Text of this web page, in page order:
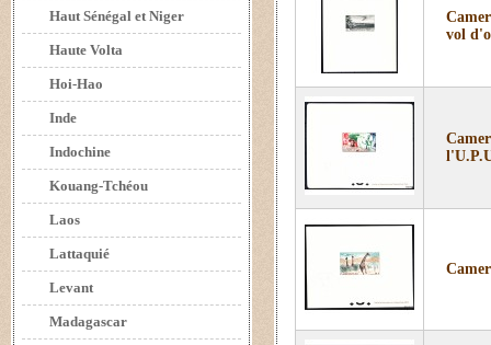
Haut Sénégal et Niger
Haute Volta
Hoi-Hao
Inde
Indochine
Kouang-Tchéou
Laos
Lattaquié
Levant
Madagascar
vol